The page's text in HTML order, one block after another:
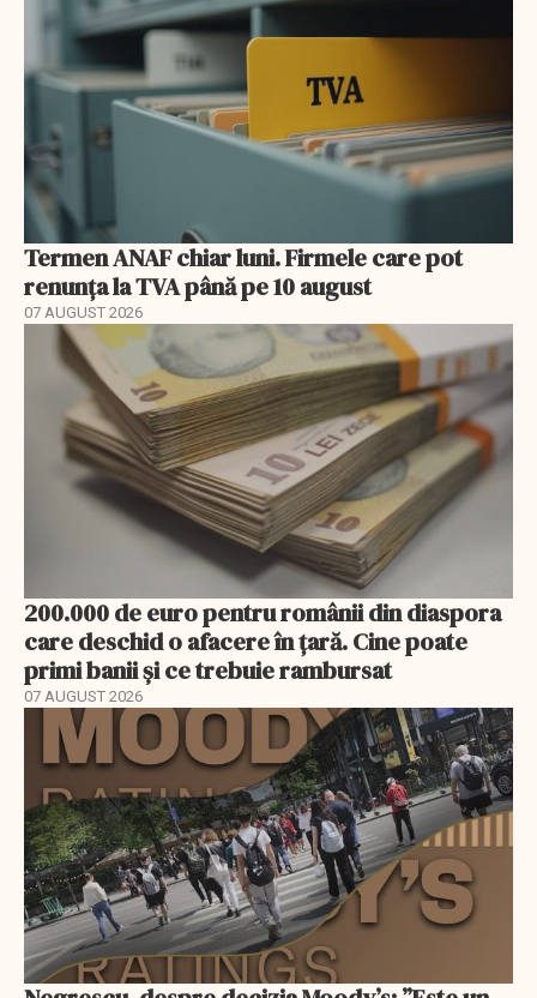
Termen ANAF chiar luni. Firmele care pot
renunța la TVA până pe 10 august
07 AUGUST 2026
200.000 de euro pentru românii din diaspora
care deschid o afacere în țară. Cine poate
primi banii și ce trebuie rambursat
07 AUGUST 2026